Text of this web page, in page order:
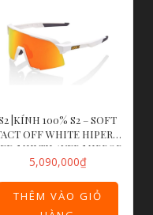
|KÍNH 100% S2 – SOFT
OFF WHITE HIPER®
MULTILAYER MIRROR
LENS
5,090,000₫
THÊM VÀO GIỎ